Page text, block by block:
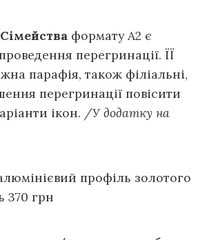
формату А2 є
перегринації. ЇЇ
парафія, також філіальні,
перегринації повісити
ікон. /У додатку на
профіль золотого
370 грн